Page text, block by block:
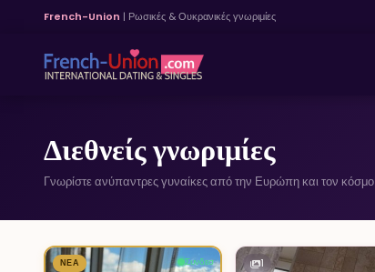
French-Union | Ρωσικές & Ουκρανικές γνωριμίες
Διεθνείς γνωριμίες
Γνωρίστε ανύπαντρες γυναίκες από την Ευρώπη και τον κόσμο
3 Συνδεσ
ΝΈΑ 1